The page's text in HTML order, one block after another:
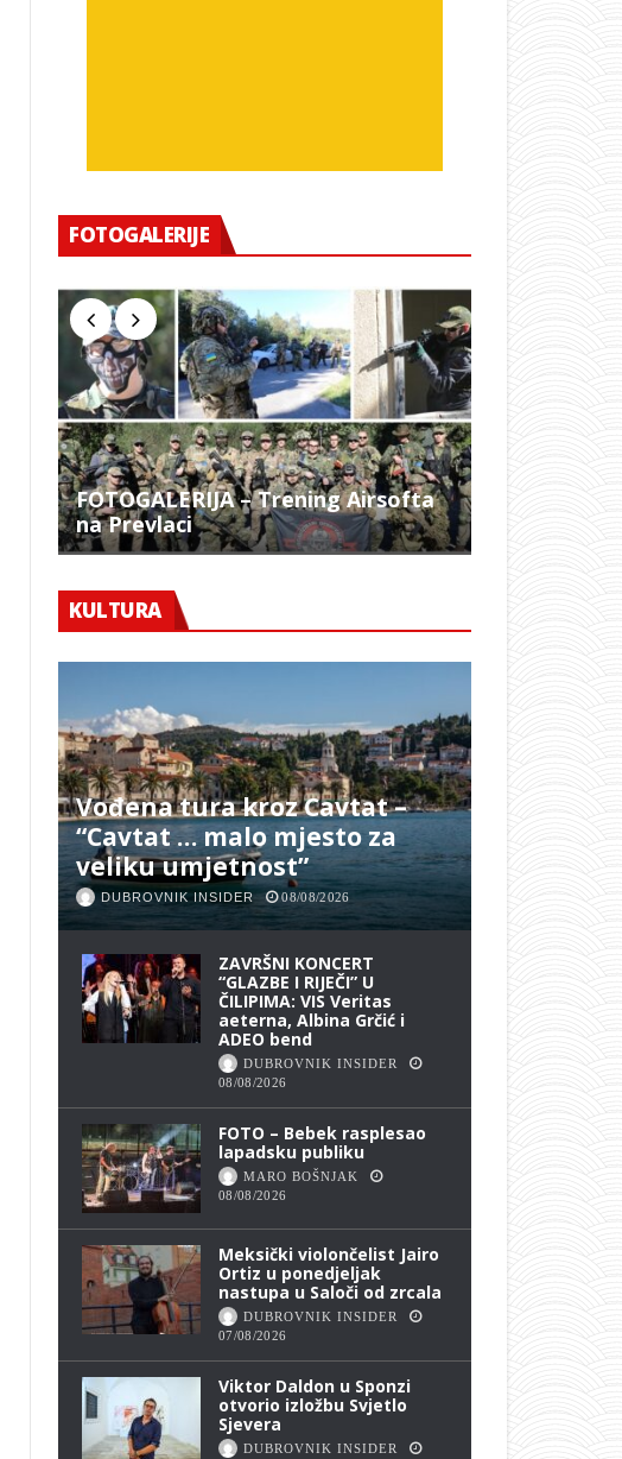
FOTOGALERIJE
FOTOGALERIJA – Trening Airsofta
na Prevlaci
FOTO –
KULTURA
Vođena tura kroz Cavtat –
“Cavtat … malo mjesto za
veliku umjetnost”
DUBROVNIK INSIDER 08/08/2026
ZAVRŠNI KONCERT
“GLAZBE I RIJEČI” U
ČILIPIMA: VIS Veritas
aeterna, Albina Grčić i
ADEO bend
DUBROVNIK INSIDER
08/08/2026
FOTO – Bebek rasplesao
lapadsku publiku
MARO BOŠNJAK
08/08/2026
Meksički violončelist Jairo
Ortiz u ponedjeljak
nastupa u Saloči od zrcala
DUBROVNIK INSIDER
07/08/2026
Viktor Daldon u Sponzi
otvorio izložbu Svjetlo
Sjevera
DUBROVNIK INSIDER